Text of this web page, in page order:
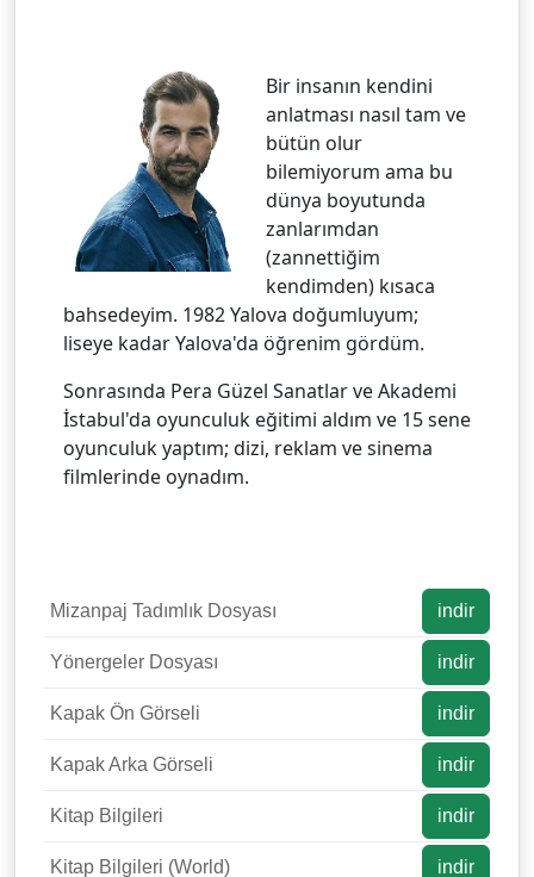
Bir insanın kendini
anlatması nasıl tam ve
bütün olur
bilemiyorum ama bu
dünya boyutunda
zanlarımdan
(zannettiğim
kendimden) kısaca
bahsedeyim. 1982 Yalova doğumluyum;
liseye kadar Yalova'da öğrenim gördüm.
Sonrasında Pera Güzel Sanatlar ve Akademi
İstabul'da oyunculuk eğitimi aldım ve 15 sene
oyunculuk yaptım; dizi, reklam ve sinema
filmlerinde oynadım.
Mizanpaj Tadımlık Dosyası indir
Yönergeler Dosyası indir
Kapak Ön Görseli indir
Kapak Arka Görseli indir
Kitap Bilgileri indir
Kitap Bilgileri (World) indir